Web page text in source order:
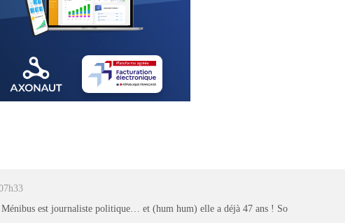
est journaliste politique… et (hum hum) elle a déjà 47 ans ! So